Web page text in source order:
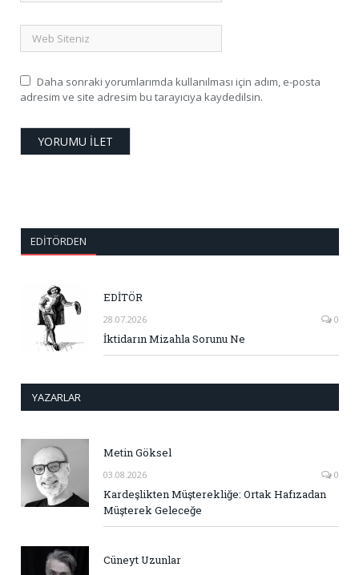
Daha sonraki yorumlarımda kullanılması için adım, e-posta
adresim ve site adresim bu tarayıcıya kaydedilsin.
EDITÖRDEN
EDİTÖR
28.07.2026 0
İktidarın Mizahla Sorunu Ne
YAZARLAR
Metin Göksel
03.08.2026 0
Kardeşlikten Müşterekliğe: Ortak Hafızadan
Müşterek Geleceğe
Cüneyt Uzunlar